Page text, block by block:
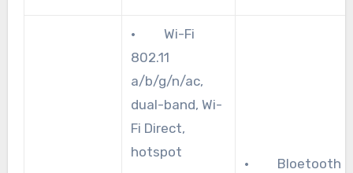
· Wi-Fi
802.11
a/b/g/n/ac,
dual-band, Wi-
Fi Direct,
hotspot
· Bloetooth